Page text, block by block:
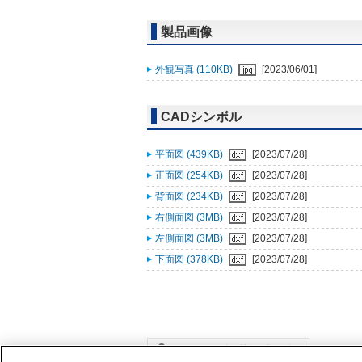
製品画像
外観写真 (110KB) [2023/06/01]
CADシンボル
平面図 (439KB)
[2023/07/28]
正面図 (254KB)
[2023/07/28]
背面図 (234KB)
[2023/07/28]
右側面図 (3MB)
[2023/07/28]
左側面図 (3MB)
[2023/07/28]
下面図 (378KB)
[2023/07/28]